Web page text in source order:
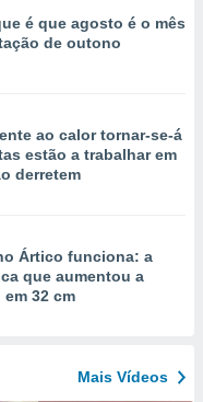
é que agosto é o mês
de outono
ao calor tornar-se-á
estão a trabalhar em
derretem
Ártico funciona: a
que aumentou a
32 cm
Mais Vídeos